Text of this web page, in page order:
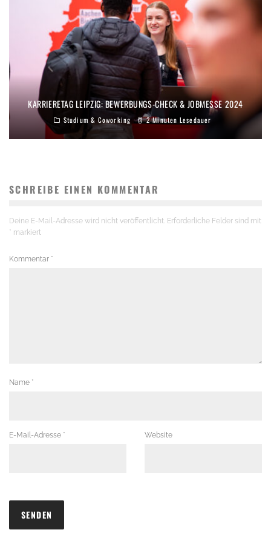
KARRIERETAG LEIPZIG: BEWERBUNGS-CHECK & JOBMESSE 2024
Studium & Coworking 2 Minuten Lesedauer
SCHREIBE EINEN KOMMENTAR
Deine E-Mail-Adresse wird nicht veröffentlicht. Erforderliche Felder sind mit
* markiert
Kommentar *
Name *
E-Mail-Adresse * Website